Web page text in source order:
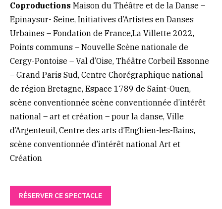
Coproductions Maison du Théâtre et de la Danse –
Epinaysur- Seine, Initiatives d’Artistes en Danses
Urbaines – Fondation de France,La Villette 2022,
Points communs – Nouvelle Scène nationale de
Cergy-Pontoise – Val d’Oise, Théâtre Corbeil Essonne
– Grand Paris Sud, Centre Chorégraphique national
de région Bretagne, Espace 1789 de Saint-Ouen,
scène conventionnée scène conventionnée d’intérêt
national – art et création – pour la danse, Ville
d’Argenteuil, Centre des arts d’Enghien-les-Bains,
scène conventionnée d’intérêt national Art et
Création
RÉSERVER CE SPECTACLE